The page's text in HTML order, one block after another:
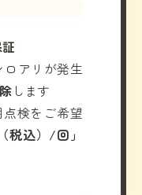
アリが発生
します
検をご希望
税込）/回」